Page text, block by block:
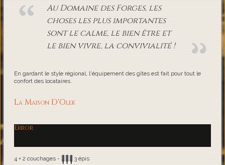
Au Domaine des Forges, les
choses les plus importantes
sont le calme, le bien être et
le bien vivre, la convivialité !
En gardant le style régional, l'équipement des gîtes est fait pour tout le
confort des locataires.
La Maison D'Olek
Error
4 + 2 couchages - 3 épis